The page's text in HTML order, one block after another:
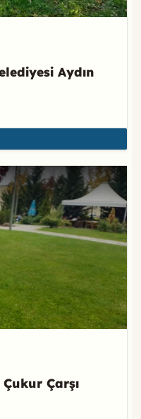
Aydın
Çarşı